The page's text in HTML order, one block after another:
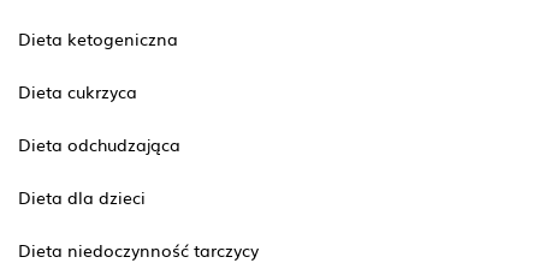
Dieta ketogeniczna
Dieta cukrzyca
Dieta odchudzająca
Dieta dla dzieci
Dieta niedoczynność tarczycy